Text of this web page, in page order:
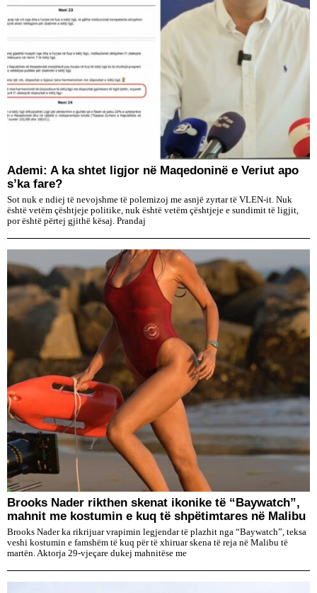
Ademi: A ka shtet ligjor në Maqedoninë e Veriut apo
s’ka fare?
Sot nuk e ndiej të nevojshme të polemizoj me asnjë zyrtar të VLEN-it. Nuk
është vetëm çështjeje politike, nuk është vetëm çështjeje e sundimit të ligjit,
por është përtej gjithë kësaj. Prandaj
Brooks Nader rikthen skenat ikonike të “Baywatch”,
mahnit me kostumin e kuq të shpëtimtares në Malibu
Brooks Nader ka rikrijuar vrapimin legjendar të plazhit nga “Baywatch”, teksa
veshi kostumin e famshëm të kuq për të xhiruar skena të reja në Malibu të
martën. Aktorja 29-vjeçare dukej mahnitëse me